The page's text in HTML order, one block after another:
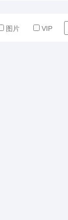
图片 VIP